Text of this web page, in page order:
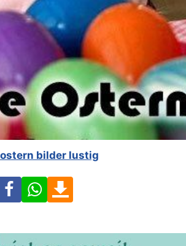
bilder lustig
FacebookWhatsApp